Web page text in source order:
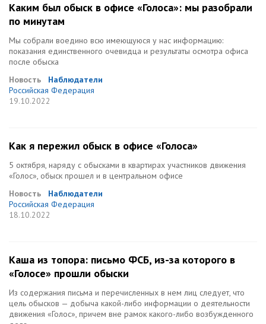
Каким был обыск в офисе «Голоса»: мы разобрали
по минутам
Мы собрали воедино всю имеющуюся у нас информацию:
показания единственного очевидца и результаты осмотра офиса
после обыска
Новость
Наблюдатели
Российская Федерация
19.10.2022
Как я пережил обыск в офисе «Голоса»
5 октября, наряду с обысками в квартирах участников движения
«Голос», обыск прошел и в центральном офисе
Новость
Наблюдатели
Российская Федерация
18.10.2022
Каша из топора: письмо ФСБ, из-за которого в
«Голосе» прошли обыски
Из содержания письма и перечисленных в нем лиц следует, что
цель обысков — добыча какой-либо информации о деятельности
движения «Голос», причем вне рамок какого-либо возбужденного